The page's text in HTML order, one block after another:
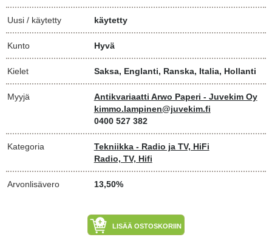
Uusi / käytetty käytetty
Kunto Hyvä
Kielet Saksa, Englanti, Ranska, Italia, Hollanti
Myyjä
Antikvariaatti Arwo Paperi - Juvekim Oy
kimmo.lampinen@juvekim.fi
0400 527 382
Kategoria
Tekniikka - Radio ja TV, HiFi
Radio, TV, Hifi
Arvonlisävero 13,50%
LISÄÄ OSTOSKORIIN